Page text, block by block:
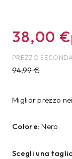
38,00 €
PREZZO
94,99€
Miglior prezzo
Colore: Nero
Scegli una